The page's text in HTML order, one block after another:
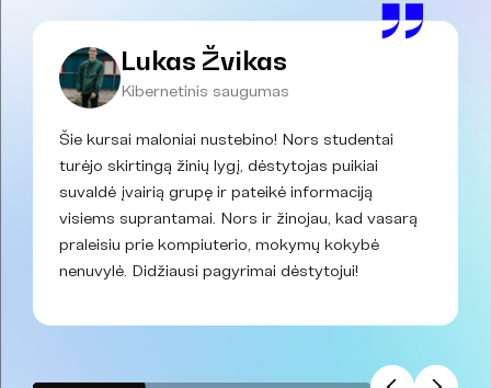
Lukas Žvikas
Kibernetinis saugumas
Šie kursai maloniai nustebino! Nors studentai
turėjo skirtingą žinių lygį, dėstytojas puikiai
suvaldė įvairią grupę ir pateikė informaciją
visiems suprantamai. Nors ir žinojau, kad vasarą
praleisiu prie kompiuterio, mokymų kokybė
nenuvylė. Didžiausi pagyrimai dėstytojui!